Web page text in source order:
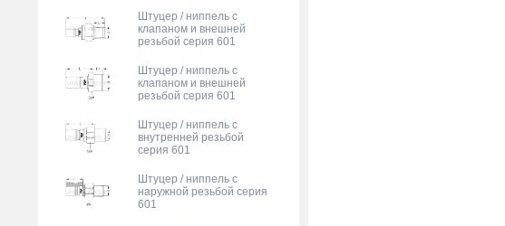
Штуцер / ниппель с
клапаном и внешней
резьбой серия 601
Штуцер / ниппель с
клапаном и внешней
резьбой серия 601
Штуцер / ниппель с
внутренней резьбой
серия 601
Штуцер / ниппель с
наружной резьбой серия
601